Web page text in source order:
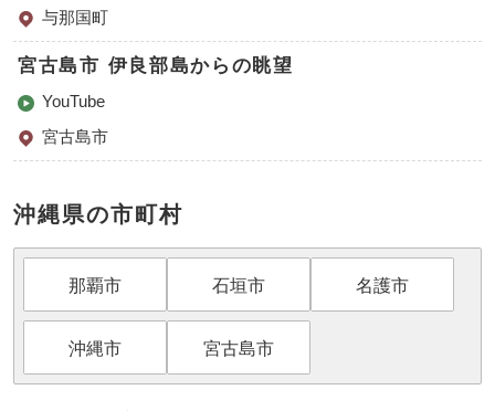
与那国町
宮古島市 伊良部島からの眺望
YouTube
宮古島市
沖縄県の市町村
那覇市 石垣市 名護市
沖縄市 宮古島市